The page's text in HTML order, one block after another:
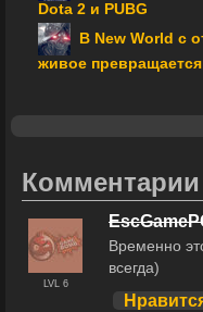
Dota 2 и PUBG
В New World с
живое
Комментарии
LVL 6
Временно
всегда)